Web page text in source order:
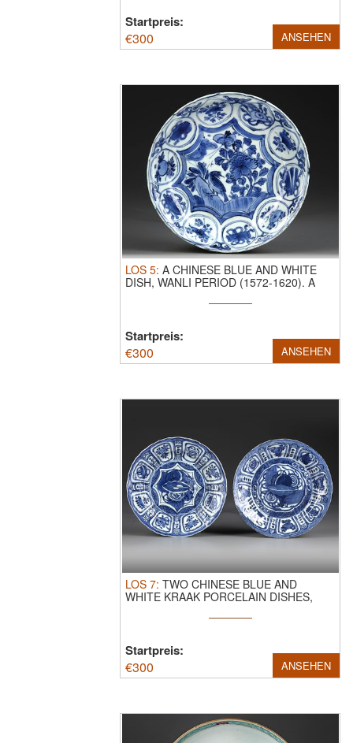
Startpreis:
€300 ANSEHEN
LOS 5: A CHINESE BLUE AND WHITE
DISH, WANLI PERIOD (1572-1620). A
Startpreis:
€300 ANSEHEN
LOS 7: TWO CHINESE BLUE AND
WHITE KRAAK PORCELAIN DISHES,
Startpreis:
€300 ANSEHEN